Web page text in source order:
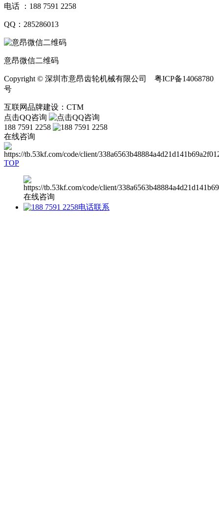
电话 ：188 7591 2258
QQ：285286013
意昂微信二维码
Copyright © 深圳市意昂齿轮机械有限公司 粤ICP备14068780
号
互联网品牌建设：CTM
点击QQ咨询
188 7591 2258
在线咨询
TOP
在线咨询
电话联系